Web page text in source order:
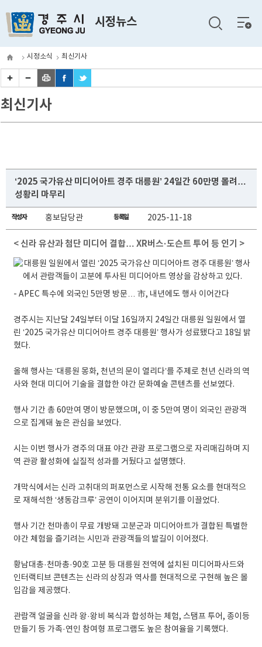
시정뉴스
전체
메뉴
시정소식 최신기사
최신기사
‘2025 국가유산 미디어아트 경주 대릉원’ 24일간 60만명 몰려…
성황리 마무리
작성자 홍보담당관 등록일 2025-11-18
< 신라 유산과 첨단 미디어 결합… XR버스·도슨트 투어 등 인기 >
- APEC 특수에 외국인 5만명 방문… 市, 내년에도 행사 이어간다
경주시는 지난달 24일부터 이달 16일까지 24일간 대릉원 일원에서 열
린 ‘2025 국가유산 미디어아트 경주 대릉원’ 행사가 성료됐다고 18일 밝
혔다.
올해 행사는 ‘대릉원 몽화, 천년의 문이 열리다’를 주제로 천년 신라의 역
사와 현대 미디어 기술을 결합한 야간 문화예술 콘텐츠를 선보였다.
행사 기간 총 60만여 명이 방문했으며, 이 중 5만여 명이 외국인 관광객
으로 집계돼 높은 관심을 보였다.
시는 이번 행사가 경주의 대표 야간 관광 프로그램으로 자리매김하며 지
역 관광 활성화에 실질적 성과를 거뒀다고 설명했다.
개막식에서는 신라 고취대의 퍼포먼스로 시작해 전통 요소를 현대적으
로 재해석한 ‘생동감크루’ 공연이 이어지며 분위기를 이끌었다.
행사 기간 천마총이 무료 개방돼 고분군과 미디어아트가 결합된 특별한
야간 체험을 즐기려는 시민과 관광객들의 발길이 이어졌다.
황남대총·천마총·90호 고분 등 대릉원 전역에 설치된 미디어파사드와
인터랙티브 콘텐츠는 신라의 상징과 역사를 현대적으로 구현해 높은 몰
입감을 제공했다.
관람객 얼굴을 신라 왕·왕비 복식과 합성하는 체험, 스탬프 투어, 종이등
만들기 등 가족·연인 참여형 프로그램도 높은 참여율을 기록했다.